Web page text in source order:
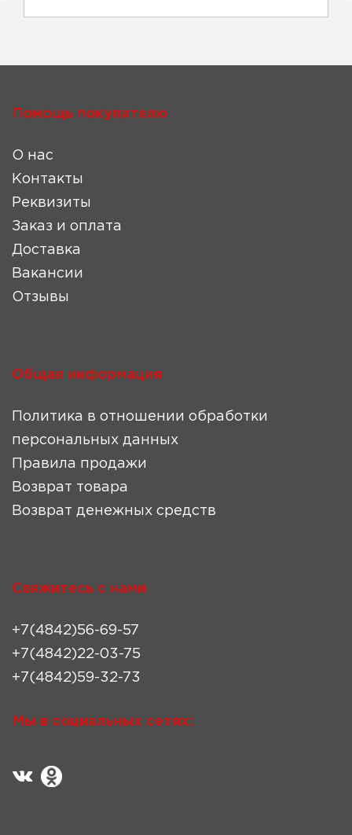
Помощь покупателю
О нас
Контакты
Реквизиты
Заказ и оплата
Доставка
Вакансии
Отзывы
Общая информация
Политика в отношении обработки
персональных данных
Правила продажи
Возврат товара
Возврат денежных средств
Свяжитесь с нами
+7(4842)56-69-57
+7(4842)22-03-75
+7(4842)59-32-73
Мы в социальных сетях: